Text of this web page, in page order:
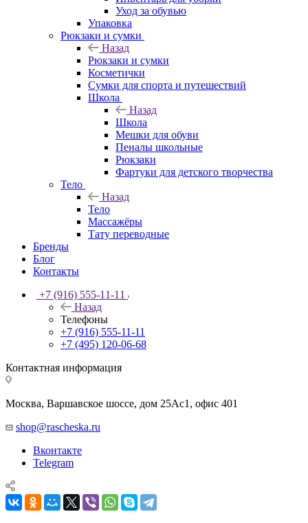
Уход за обувью
Упаковка
Рюкзаки и сумки
Назад
Рюкзаки и сумки
Косметички
Сумки для спорта и путешествий
Школа
Назад
Школа
Мешки для обуви
Пеналы школьные
Рюкзаки
Фартуки для детского творчества
Тело
Назад
Тело
Массажёры
Тату переводные
Бренды
Блог
Контакты
+7 (916) 555-11-11
Назад
Телефоны
+7 (916) 555-11-11
+7 (495) 120-06-68
Контактная информация
Москва, Варшавское шоссе, дом 25Аc1, офис 401
shop@rascheska.ru
Вконтакте
Telegram